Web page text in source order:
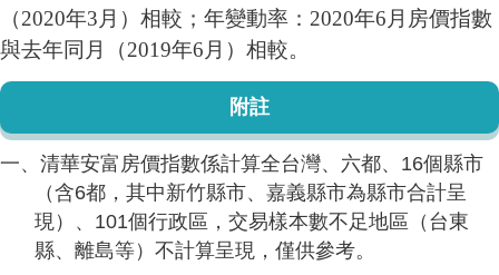
（2020年3月）相較；年變動率：2020年6月房價指數
與去年同月（2019年6月）相較。
附註
一、清華安富房價指數係計算全台灣、六都、16個縣市
（含6都，其中新竹縣市、嘉義縣市為縣市合計呈
現）、101個行政區，交易樣本數不足地區（台東
縣、離島等）不計算呈現，僅供參考。